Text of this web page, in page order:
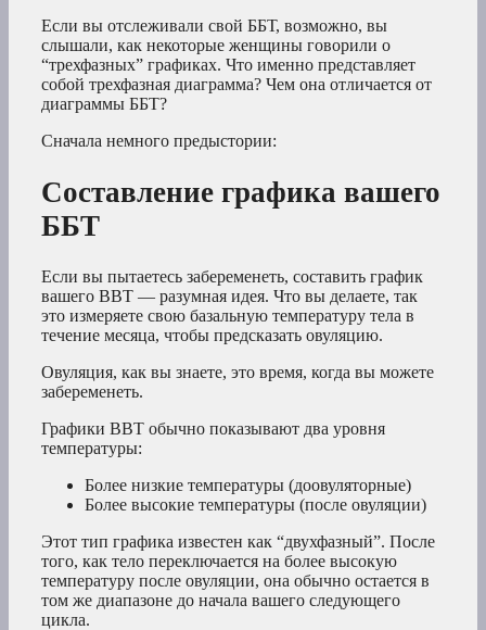
Если вы отслеживали свой ББТ, возможно, вы
слышали, как некоторые женщины говорили о
“трехфазных” графиках. Что именно представляет
собой трехфазная диаграмма? Чем она отличается от
диаграммы ББТ?
Сначала немного предыстории:
Составление графика вашего
ББТ
Если вы пытаетесь забеременеть, составить график
вашего BBT — разумная идея. Что вы делаете, так
это измеряете свою базальную температуру тела в
течение месяца, чтобы предсказать овуляцию.
Овуляция, как вы знаете, это время, когда вы можете
забеременеть.
Графики BBT обычно показывают два уровня
температуры:
Более низкие температуры (доовуляторные)
Более высокие температуры (после овуляции)
Этот тип графика известен как “двухфазный”. После
того, как тело переключается на более высокую
температуру после овуляции, она обычно остается в
том же диапазоне до начала вашего следующего
цикла.